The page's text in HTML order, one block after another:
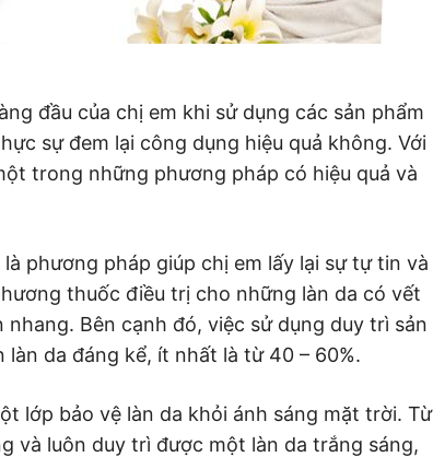
đầu của chị em khi sử dụng các sản phẩm
sự đem lại công dụng hiệu quả không. Với
trong những phương pháp có hiệu quả và
phương pháp giúp chị em lấy lại sự tự tin và
thuốc điều trị cho những làn da có vết
Bên cạnh đó, việc sử dụng duy trì sản
da đáng kể, ít nhất là từ 40 – 60%.
lớp bảo vệ làn da khỏi ánh sáng mặt trời. Từ
và luôn duy trì được một làn da trắng sáng,